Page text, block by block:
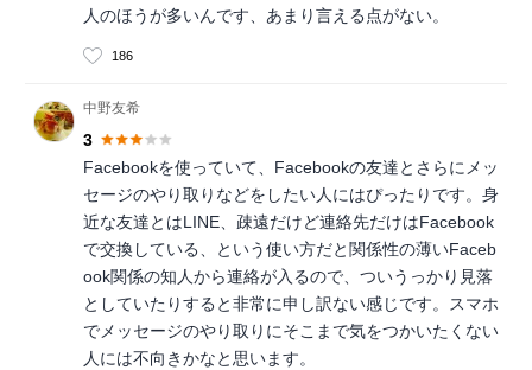
人のほうが多いんです、あまり言える点がない。
186
中野友希
3
Facebookを使っていて、Facebookの友達とさらにメッ
セージのやり取りなどをしたい人にはぴったりです。身
近な友達とはLINE、疎遠だけど連絡先だけはFacebook
で交換している、という使い方だと関係性の薄いFaceb
ook関係の知人から連絡が入るので、ついうっかり見落
としていたりすると非常に申し訳ない感じです。スマホ
でメッセージのやり取りにそこまで気をつかいたくない
人には不向きかなと思います。